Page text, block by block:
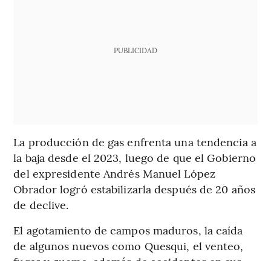
PUBLICIDAD
La producción de gas enfrenta una tendencia a
la baja desde el 2023, luego de que el Gobierno
del expresidente Andrés Manuel López
Obrador logró estabilizarla después de 20 años
de declive.
El agotamiento de campos maduros, la caída
de algunos nuevos como Quesqui, el venteo,